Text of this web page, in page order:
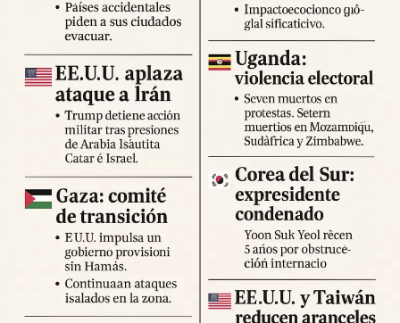
Expertos advierten sobre la posibilidad de réplicas
significativas y llaman a mantener la calma y preparar
suministros básicos. Las autoridades locales han
habilitado centros de atención para damnificados y piden a